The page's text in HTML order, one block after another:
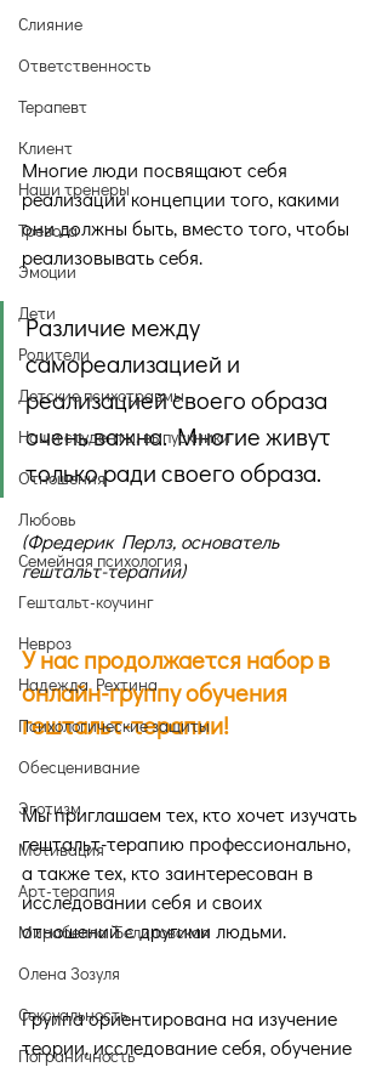
Слияние
Ответственность
Терапевт
Клиент
Наши тренеры
Тревога
Эмоции
Дети
Родители
Детские психотравмы
Наши студенты, выпускники
Отношения
Любовь
Семейная психология
Гештальт-коучинг
Невроз
Надежда Рехтина
Психологические защиты
Обесценивание
Эготизм
Мотивация
Арт-терапия
Мирабелла Белиловская
Олена Зозуля
Сексуальность
Пограничность
Многие люди посвящают себя
реализации концепции того, какими
они должны быть, вместо того, чтобы
реализовывать себя.
Различие между
самореализацией и
реализацией своего образа
очень важна. Многие живут
только ради своего образа.
(Фредерик Перлз, основатель
гештальт-терапии)
У нас продолжается набор в
онлайн-группу обучения
гештальт-терапии!
Мы приглашаем тех, кто хочет изучать
гештальт-терапию профессионально,
а также тех, кто заинтересован в
исследовании себя и своих
отношений с другими людьми.
Группа ориентирована на изучение
теории, исследование себя, обучение